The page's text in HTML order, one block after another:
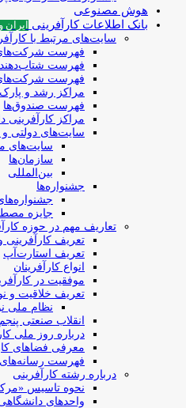
هوش مصنوعی
بانک اطلاعات کارآفرینی
سایت‌های مرتبط با
فهرست شرکت‌های‌‌
فهرست
فهرست
مراکز رشد و
فهرست صندوق‌ها
مراکز کارآفرینی
سایت‌های دولتی و
سایت‌های
سازمان‌ها
بین‌المللی
جشنواره‌ها
جایزه
تعاریف مهم در حوزه
تعریف کارآفرینی
تعریف استارت‌آپ
انواع کارآفرینان
موفقیت در
تعریف خلاقیت و
نظام ملی
انقلاب صنعتی پنجم
درباره روز ملی
معرفی فضاهای
فهرست رسانه‌های
درباره رشته کارآفرینی
نحوه تاسیس
واحدهای